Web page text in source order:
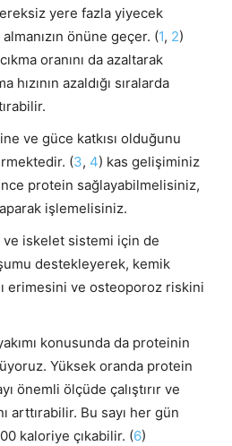
yere fazla yiyecek
önüne geçer. (1, 2)
oranını da azaltarak
azaldığı sıralarda
ve güce katkısı olduğunu
(3, 4) kas gelişiminiz
protein sağlayabilmelisiniz,
işlemelisiniz.
ve iskelet sistemi için de
destekleyerek, kemik
erimesini ve osteoporoz riskini
konusunda da proteinin
Yüksek oranda protein
önemli ölçüde çalıştırır ve
arttırabilir. Bu sayı her gün
kaloriye çıkabilir. (6)